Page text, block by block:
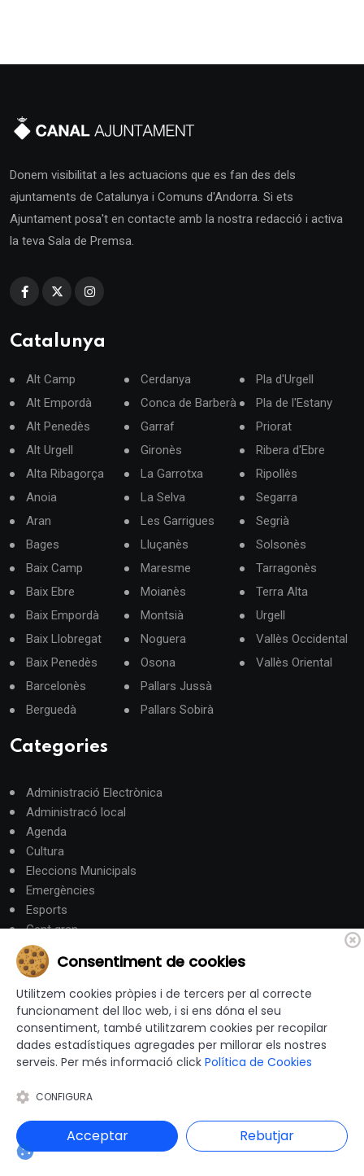
Donem visibilitat a les actuacions que es fan des dels
ajuntaments de Catalunya i Comuns d'Andorra. Si ets
Ajuntament posa't en contacte amb la nostra redacció i activa
la teva Sala de Premsa.
Catalunya
Alt Camp
Alt Empordà
Alt Penedès
Alt Urgell
Alta Ribagorça
Anoia
Aran
Bages
Baix Camp
Baix Ebre
Baix Empordà
Baix Llobregat
Baix Penedès
Barcelonès
Berguedà
Cerdanya
Conca de Barberà
Garraf
Gironès
La Garrotxa
La Selva
Les Garrigues
Lluçanès
Maresme
Moianès
Montsià
Noguera
Osona
Pallars Jussà
Pallars Sobirà
Pla d'Urgell
Pla de l'Estany
Priorat
Ribera d'Ebre
Ripollès
Segarra
Segrià
Solsonès
Tarragonès
Terra Alta
Urgell
Vallès Occidental
Vallès Oriental
Categories
Administració Electrònica
Administracó local
Agenda
Cultura
Eleccions Municipals
Emergències
Esports
Gent gran
Gestió Municipal
Habitatge i Urbanisme
Hisenda
Intervenció General
Justícia
Medi Ambient
Mobilitat i Territori
Ocupació i Formació
Participació ciutadana
Promoció Econòmica
Salut
Consentiment de cookies
Utilitzem cookies pròpies i de tercers per al correcte
funcionament del lloc web, i si ens dóna el seu
consentiment, també utilitzarem cookies per recopilar
dades estadístiques agregades per millorar els nostres
serveis. Per més informació click Política de Cookies
CONFIGURA
Acceptar Rebutjar